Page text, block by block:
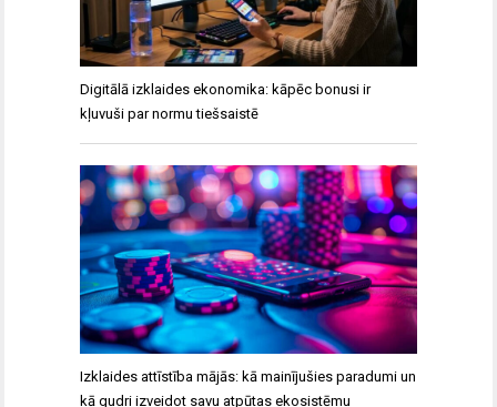
Digitālā izklaides ekonomika: kāpēc bonusi ir
kļuvuši par normu tiešsaistē
Izklaides attīstība mājās: kā mainījušies paradumi un
kā gudri izveidot savu atpūtas ekosistēmu